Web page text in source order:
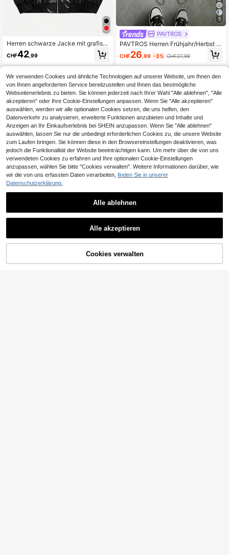
Herren schwarze Jacke mit grafisc
hem Buchstaben-Muster, modisch
vielseitig aus PU-Leder, Langarm, H
erbst, Grunge
CHF42 ,99
5
PAVTROS
PAVTROS Herren Frühjahr/Herbst L
ässig Mode Streetwear Buchstaben
Muster Kontrastfarbe Reißverschlus
s vorne Kordelzug Saum Stehkrage
CHF26 ,99 -3% CHF27,99
ZUM WARENKORB HINZUFÜGEN
Wir verwenden Cookies und ähnliche Technologien auf unserer Website, um Ihnen den
von Ihnen angeforderten Service bereitzustellen und Ihnen das bestmögliche
Webseitenerlebnis zu bieten. Sie können jederzeit nach Ihrer Wahl "Alle ablehnen", "Alle
akzeptieren" oder Ihre Cookie-Einstellungen anpassen. Wenn Sie "Alle akzeptieren"
auswählen, werden wir alle optionalen Cookies setzen, die uns helfen, den
Datenverkehr zu analysieren, erweiterte Funktionen anzubieten und Inhalte und
Anzeigen an Ihr Einkaufserlebnis bei SHEIN anzupassen. Wenn Sie "Alle ablehnen"
auswählen, lassen Sie nur die unbedingt erforderlichen Cookies zu, die unsere Website
zum Laufen bringen. Sie können diese in den Browsereinstellungen deaktivieren, was
jedoch die Funktionalität der Website beeinträchtigen kann. Um mehr über die von uns
verwendeten Cookies zu erfahren und Ihre optionalen Cookie-Einstellungen
anzupassen, wählen Sie bitte "Cookies verwalten". Weitere Informationen darüber, wie
wir die von uns erfassten Daten verarbeiten, finden Sie in unserer
Datenschutzerklärung.
Alle ablehnen
Alle akzeptieren
Cookies verwalten